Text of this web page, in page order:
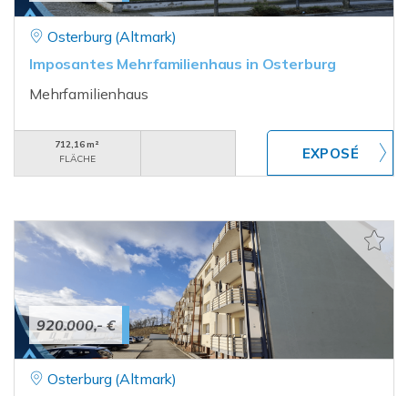
Osterburg (Altmark)
Imposantes Mehrfamilienhaus in Osterburg
Mehrfamilienhaus
712,16 m²
FLÄCHE
920.000,- €
Osterburg (Altmark)